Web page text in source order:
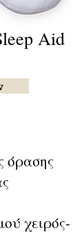
Aid
όρασης
χειρός-